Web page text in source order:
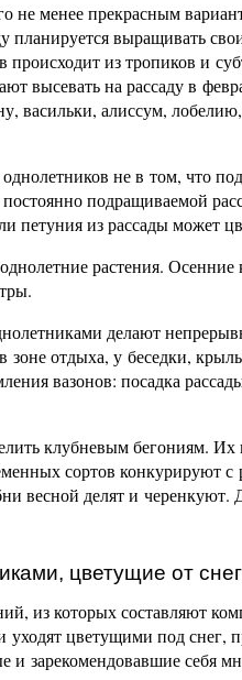
не менее прекрасным
планируется выращивать
из тропиков и
высевать на рассаду в
васильки, алиссум,
не в том, что
подращиваемой
петуния из рассады может
растения.
делают
отдыха, у беседки,
вазонов: посадка
клубневым бегониям.
сортов конкурируют
весной делят и
цветущие от
из которых составляют
уходят цветущими под снег,
и зарекомендовавшие себя